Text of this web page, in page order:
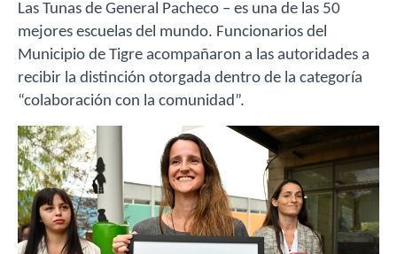
Las Tunas de General Pacheco – es una de las 50
mejores escuelas del mundo. Funcionarios del
Municipio de Tigre acompañaron a las autoridades a
recibir la distinción otorgada dentro de la categoría
“colaboración con la comunidad”.